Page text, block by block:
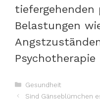
tiefergehenden
Belastungen
Kategorien
Gesundheit
Sind Gänseblümchen